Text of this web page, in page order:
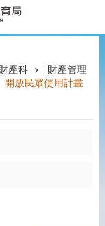
產科
財產管理
開放民眾使用計畫